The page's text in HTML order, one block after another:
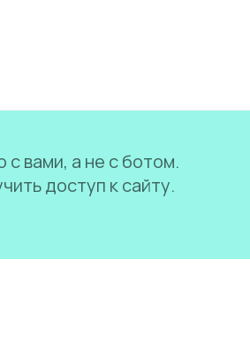
вами, а не с ботом.
доступ к сайту.